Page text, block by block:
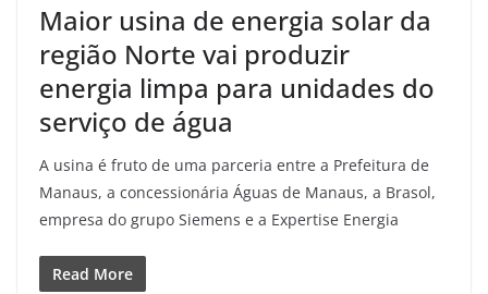
Maior usina de energia solar da
região Norte vai produzir
energia limpa para unidades do
serviço de água
A usina é fruto de uma parceria entre a Prefeitura de
Manaus, a concessionária Águas de Manaus, a Brasol,
empresa do grupo Siemens e a Expertise Energia
Read More